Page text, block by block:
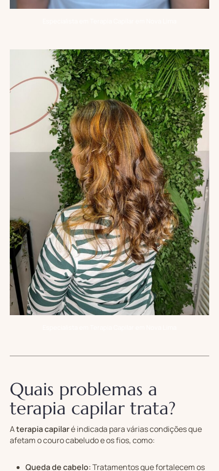
Quais problemas a
terapia capilar trata?
Aterapia capilaré indicada para várias condições que
afetam o couro cabeludo e os fios, como:
Queda de cabelo:Tratamentos que fortalecem os